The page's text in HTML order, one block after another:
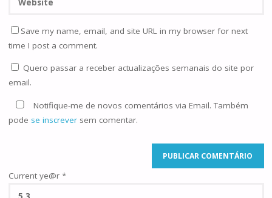
Save my name, email, and site URL in my browser for next
time I post a comment.
Quero passar a receber actualizações semanais do site por
email.
Notifique-me de novos comentários via Email. Também
pode se inscreversem comentar.
Current ye@r *